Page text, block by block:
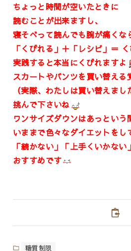
ちょっと時間が空いたときに
読むことが出来ますし、
寝そべって読んでも腕が痛くな
「くびれる」＋「レシピ」＝
実践すると本当にくびれますよ
スカートやパンツを買い替える
（実際、わたしは買い替えまし
挑んで下さいね
ワンサイズダウンはあっという
いままで色々なダイエットをし
「続かない」「上手くいかない
おすすめです
糖質制限